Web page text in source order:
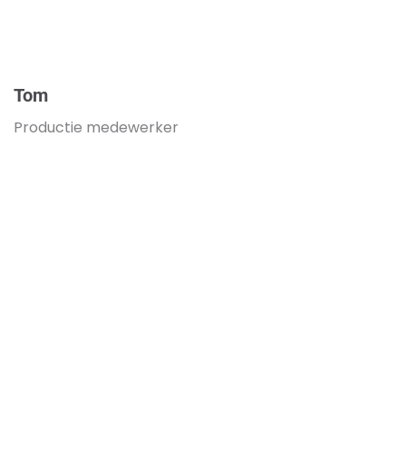
Tom
Productie medewerker